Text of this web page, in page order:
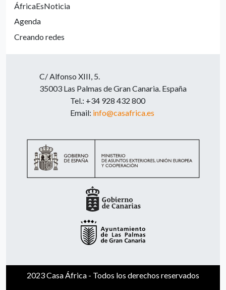
ÁfricaEsNoticia
Agenda
Creando redes
C/ Alfonso XIII, 5.
35003 Las Palmas de Gran Canaria. España
Tel.: +34 928 432 800
Email: info@casafrica.es
2023 Casa África - Todos los derechos reservados